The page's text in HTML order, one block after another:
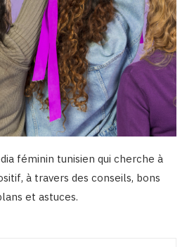
féminin tunisien qui cherche à
à travers des conseils, bons
et astuces.